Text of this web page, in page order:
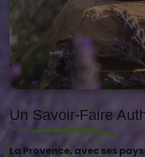
Un Savoir-Faire
La Provence, avec ses